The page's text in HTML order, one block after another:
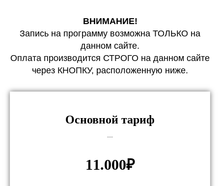
ВНИМАНИЕ!
Запись на программу возможна ТОЛЬКО на
данном сайте.
Оплата производится СТРОГО на данном сайте
через КНОПКУ, расположенную ниже.
Основной тариф
---
11.000₽